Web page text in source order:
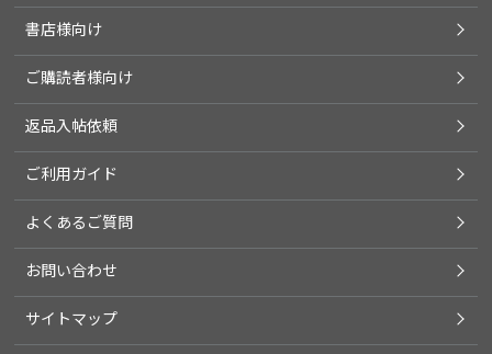
書店様向け
ご購読者様向け
返品入帖依頼
ご利用ガイド
よくあるご質問
お問い合わせ
サイトマップ